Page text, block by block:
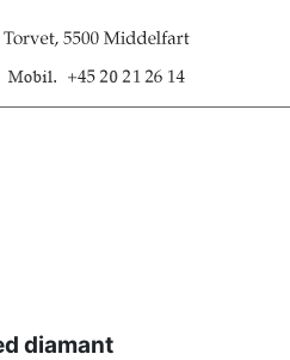
diamant